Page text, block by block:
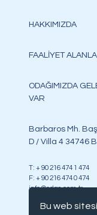
Bu web
HAKKIMIZDA
FAALİYET
ODAĞIMIZDA
VAR
Barbaros Mh.
D / Villa 4 34746
T: + 90 216 474 1 474
F: + 90 216 474 0 474
info@odas.com.tr